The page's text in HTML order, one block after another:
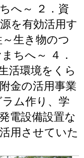
へ～ ２．資
を有効活用す
生き物のつ
ちへ～ ４．
活環境をくら
金の活用事業
ラム作り、学
電設備設置な
用させていた